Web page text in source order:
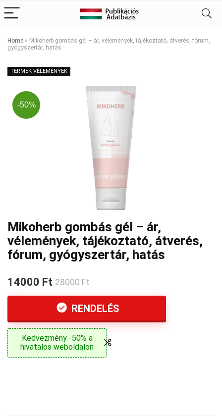
Home » Mikoherb gombás gél – ár, vélemények, tájékoztató, átverés, fórum,
gyógyszertár, hatás
TERMÉK VÉLEMÉNYEK
-50%
Mikoherb gombás gél – ár,
vélemények, tájékoztató, átverés,
fórum, gyógyszertár, hatás
14000 Ft 28000 Ft
RENDELÉS
Kedvezmény -50% a
hivatalos weboldalon